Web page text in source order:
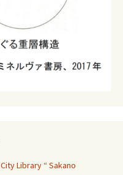
Library “ Sakano